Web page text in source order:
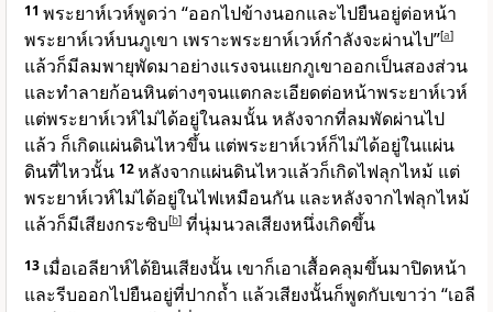
11 พระยาห์เวห์พูดว่า “ออกไปข้างนอกและไปยืนอยู่ต่อหน้า
พระยาห์เวห์บนภูเขา เพราะพระยาห์เวห์กำลังจะผ่านไป”[a]
แล้วก็มีลมพายุพัดมาอย่างแรงจนแยกภูเขาออกเป็นสองส่วน
และทำลายก้อนหินต่างๆจนแตกละเอียดต่อหน้าพระยาห์เวห์
แต่พระยาห์เวห์ไม่ได้อยู่ในลมนั้น หลังจากที่ลมพัดผ่านไป
แล้ว ก็เกิดแผ่นดินไหวขึ้น แต่พระยาห์เวห์ก็ไม่ได้อยู่ในแผ่น
ดินที่ไหวนั้น 12หลังจากแผ่นดินไหวแล้วก็เกิดไฟลุกไหม้ แต่
พระยาห์เวห์ไม่ได้อยู่ในไฟเหมือนกัน และหลังจากไฟลุกไหม้
แล้วก็มีเสียงกระซิบ[b] ที่นุ่มนวลเสียงหนึ่งเกิดขึ้น
13 เมื่อเอลียาห์ได้ยินเสียงนั้น เขาก็เอาเสื้อคลุมขึ้นมาปิดหน้า
และรีบออกไปยืนอยู่ที่ปากถ้ำ แล้วเสียงนั้นก็พูดกับเขาว่า “เอลี